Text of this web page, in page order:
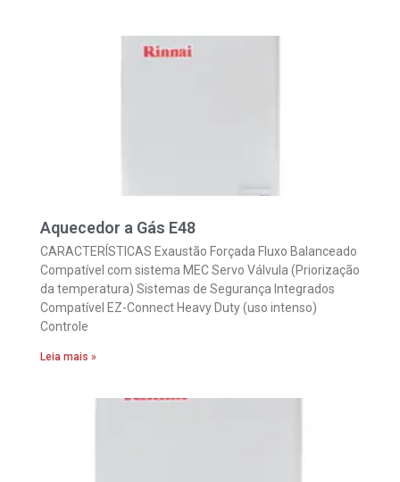
Aquecedor a Gás E48
CARACTERÍSTICAS Exaustão Forçada Fluxo Balanceado
Compatível com sistema MEC Servo Válvula (Priorização
da temperatura) Sistemas de Segurança Integrados
Compatível EZ-Connect Heavy Duty (uso intenso)
Controle
Leia mais »